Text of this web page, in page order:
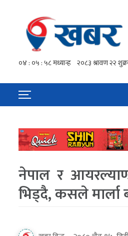
नेपाल र
भिड्दै, कसले मार्ला